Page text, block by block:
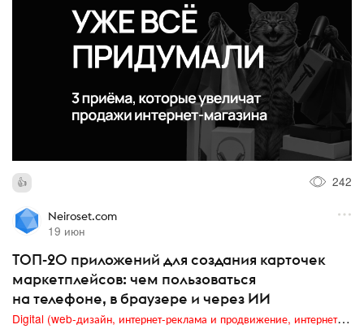
242
Neiroset.com
19 июн
ТОП-20 приложений для создания карточек
маркетплейсов: чем пользоваться
на телефоне, в браузере и через ИИ
Digital (web-дизайн, интернет-реклама и продвижение, интернет-сообщества и блоги, интернет-коммуникации, мобильный маркетинг, реклама на цифровых экранах)